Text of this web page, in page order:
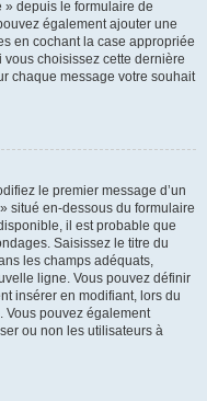
depuis le formulaire de
également ajouter une
en cochant la case appropriée
vous choisissez cette dernière
chaque message votre souhait
le premier message d’un
situé en-dessous du formulaire
il est probable que
Saisissez le titre du
les champs adéquats,
ligne. Vous pouvez définir
insérer en modifiant, lors du
Vous pouvez également
ou non les utilisateurs à